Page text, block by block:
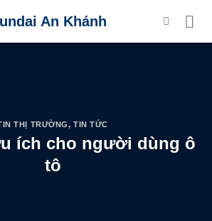
An Khánh
THỊ TRƯỜNG,TIN TỨC
ích cho người dùng ô
tô